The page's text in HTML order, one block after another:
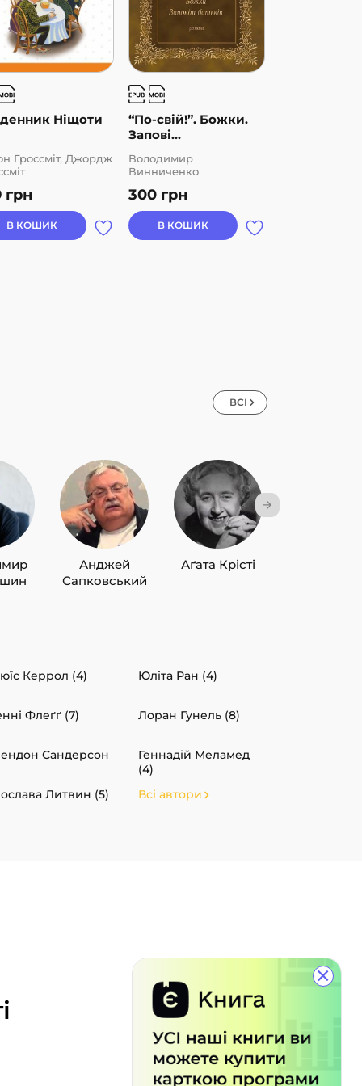
×
Ніщоти
грн
Гроссміт, Джордж
В КОШИК
“По-свій!”. Божки.
Запові...
300 грн
Володимир
Винниченко
В КОШИК
ВСІ
Анджей
Сапковський
Аґата Крісті
Керрол (4) Юліта Ран (4)
Флеґґ (7) Лоран Гунель (8)
Сандерсон
Геннадій Меламед
(4)
Литвин (5)
Всі автори